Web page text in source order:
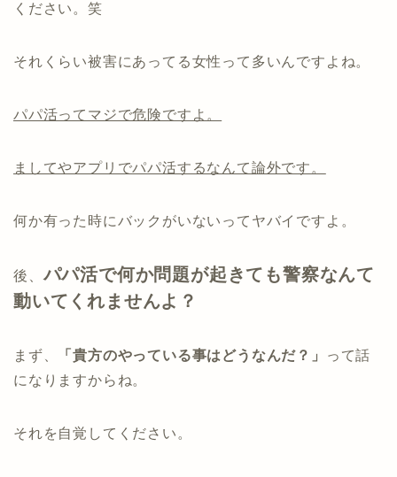
ください。笑
それくらい被害にあってる女性って多いんですよね。
パパ活ってマジで危険ですよ。
ましてやアプリでパパ活するなんて論外です。
何か有った時にバックがいないってヤバイですよ。
後、パパ活で何か問題が起きても警察なんて
動いてくれませんよ？
まず、 「貴方のやっている事はどうなんだ？」
って話
になりますからね。
それを自覚してください。